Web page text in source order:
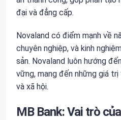
đại và đẳng cấp.
Novaland có điểm mạnh về
chuyên nghiệp, và kinh
sản. Novaland luôn hướng
vững, mang đến những giá
và xã hội.
MB Bank: Vai trò